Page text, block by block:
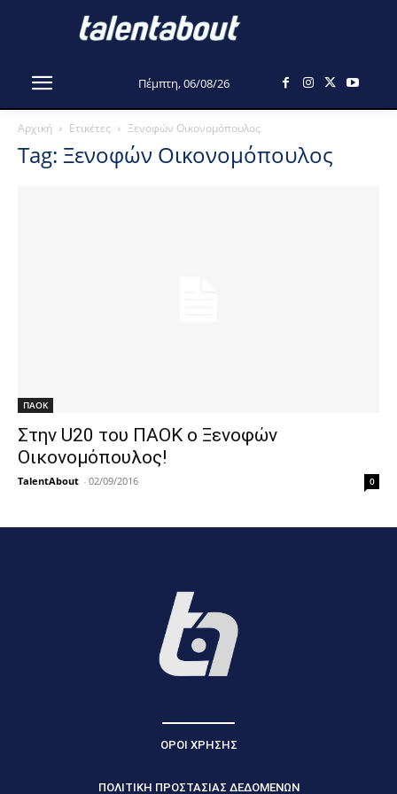
Πέμπτη, 06/08/26
Αρχική Ετικέτες Ξενοφών Οικονομόπουλος
Tag: Ξενοφών Οικονομόπουλος
ΠΑΟΚ
Στην U20 του ΠΑΟΚ ο Ξενοφών
Οικονομόπουλος!
TalentAbout - 02/09/2016 0
ΟΡΟΙ ΧΡΗΣΗΣ
ΠΟΛΙΤΙΚΗ ΠΡΟΣΤΑΣΙΑΣ ΔΕΔΟΜΕΝΩΝ